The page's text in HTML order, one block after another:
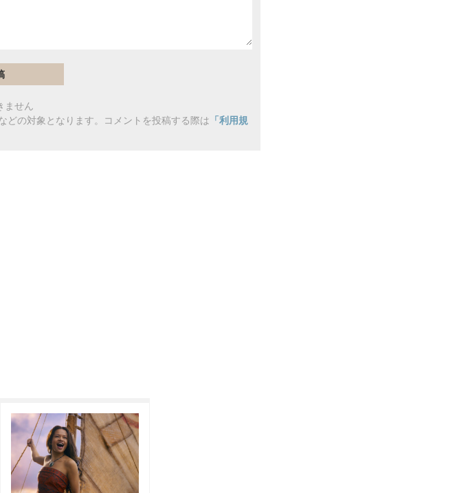
ません
の対象となります。コメントを投稿する際は 「利用規